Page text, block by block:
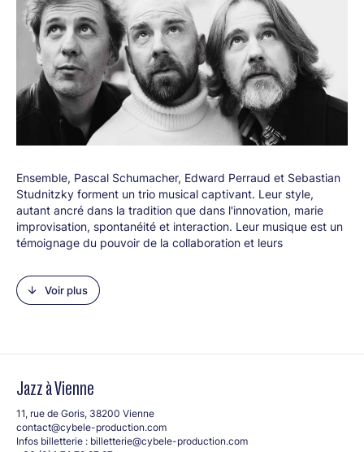
Ensemble, Pascal Schumacher, Edward Perraud et Sebastian
Studnitzky forment un trio musical captivant. Leur style,
autant ancré dans la tradition que dans l'innovation, marie
improvisation, spontanéité et interaction. Leur musique est un
témoignage du pouvoir de la collaboration et leurs
jazz, de la musique classique et de l'électro (Kultur | lx).
Line-up :
Edward Perraud (batterie, électroniques)
Voir plus
Jazz à Vienne
11, rue de Goris, 38200 Vienne
contact@cybele-production.com
Infos billetterie : billetterie@cybele-production.com